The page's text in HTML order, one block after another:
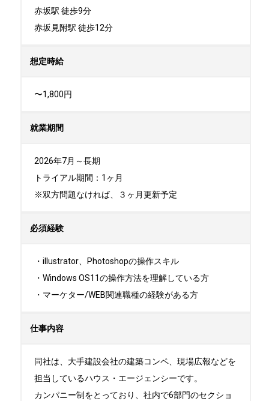
赤坂駅 徒歩9分
赤坂見附駅 徒歩12分
想定時給
〜1,800円
就業期間
2026年7月～長期
トライアル期間：1ヶ月
※双方問題なければ、３ヶ月更新予定
必須経験
・illustrator、Photoshopの操作スキル
・Windows OS11の操作方法を理解している方
・マーケター/WEB関連職種の経験がある方
仕事内容
同社は、大手建設会社の建築コンペ、現場広報などを
担当しているハウス・エージェンシーです。
カンパニー制をとっており、社内で6部門のセクショ